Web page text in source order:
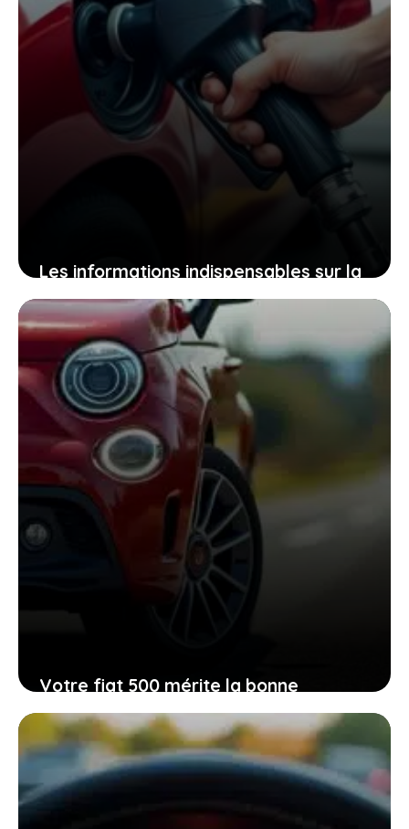
Les informations indispensables sur la
pression des pneus toyota yaris pour
rouler en toute confiance sur la route
23 avril 2026
Votre fiat 500 mérite la bonne
pression de pneu pour une conduite
plus sûre et plus agréable
23 mars 2026